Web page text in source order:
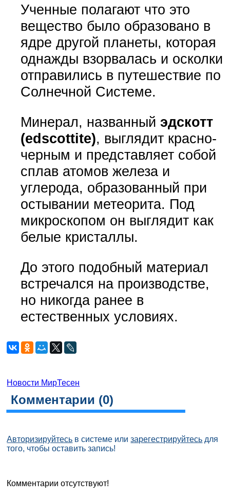
Ученные полагают что это
вещество было образовано в
ядре другой планеты, которая
однажды взорвалась и осколки
отправились в путешествие по
Солнечной Системе.
Минерал, названный эдскотт
(edscottite), выглядит красно-
черным и представляет собой
сплав атомов железа и
углерода, образованный при
остывании метеорита. Под
микроскопом он выглядит как
белые кристаллы.
До этого подобный материал
встречался на производстве,
но никогда ранее в
естественных условиях.
Новости МирТесен
Комментарии (0)
Авторизируйтесь в системе илизарегестрируйтесь для
того, чтобы оставить запись!
Комментарии отсутствуют!